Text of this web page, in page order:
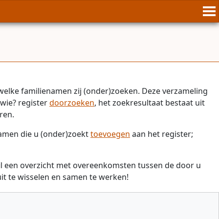
familienamen zij (onder)zoeken. Deze verzameling
registerdoorzoeken, het zoekresultaat bestaat uit
die u (onder)zoekttoevoegen aan het register;
overzicht met overeenkomsten tussen de door u
te wisselen en samen te werken!